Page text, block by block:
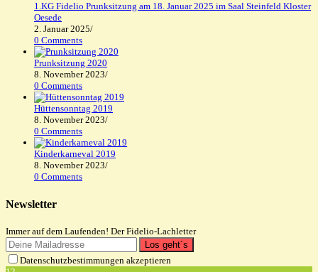
1.KG Fidelio Prunksitzung am 18. Januar 2025 im Saal Steinfeld Kloster
Oesede
2. Januar 2025/
0 Comments
Prunksitzung 2020
8. November 2023/
0 Comments
Hüttensonntag 2019
8. November 2023/
0 Comments
Kinderkarneval 2019
8. November 2023/
0 Comments
Newsletter
Immer auf dem Laufenden! Der Fidelio-Lachletter
Los geht´s
Datenschutzbestimmungen akzeptieren